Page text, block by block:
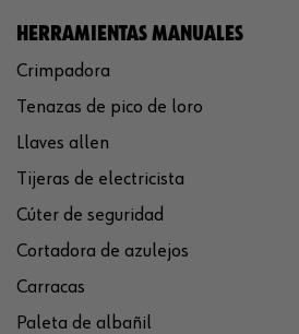
HERRAMIENTAS MANUALES
Crimpadora
Tenazas de pico de loro
Llaves allen
Tijeras de electricista
Cúter de seguridad
Cortadora de azulejos
Carracas
Paleta de albañil